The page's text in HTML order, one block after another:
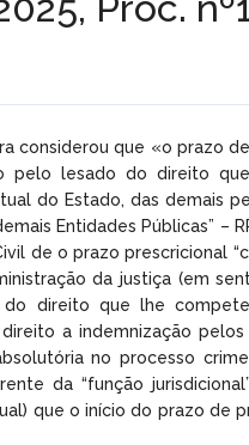
considerou que «o prazo
pelo lesado do direito
do Estado, das demais
Entidades Públicas” –
de o prazo prescricional
da justiça (em
do direito que lhe
a indemnização
no processo
da “função
que o início do prazo de